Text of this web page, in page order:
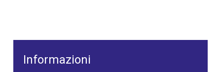
Informazioni